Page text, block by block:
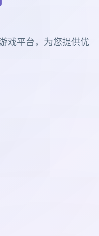
戏平台，为您提供优